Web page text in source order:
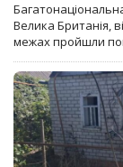
Велика Британія,
межах пройшли